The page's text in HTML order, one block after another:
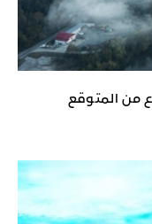
من المتوقع